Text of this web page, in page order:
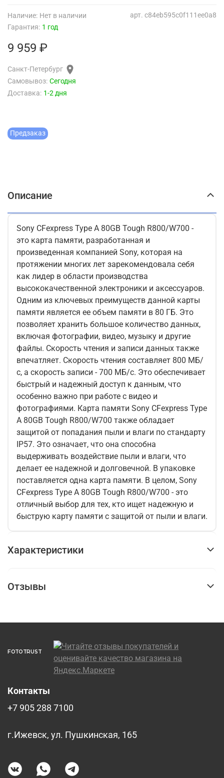
арт. c84eb595c0f111ee0a8
Наличие: Нет в наличии
Гарантия: 1 год
Предзаказ
9 959 ₽
Санкт-Петербург
Самовывоз: Сегодня
Доставка: 1-2 дня
Описание
Sony CFexpress Type A 80GB Tough R800/W700 -
это карта памяти, разработанная и
произведенная компанией Sony, которая на
протяжении многих лет зарекомендовала себя
как лидер в области производства
высококачественной электроники и аксессуаров.
Одним из ключевых преимуществ данной карты
памяти является ее объем памяти в 80 ГБ. Это
позволяет хранить большое количество данных,
включая фотографии, видео, музыку и другие
файлы. Скорость чтения и записи данных также
впечатляет. Скорость чтения составляет 800 МБ/
с, а скорость записи - 700 МБ/с. Это обеспечивает
быстрый и надежный доступ к данным, что
особенно важно при работе с видео и
фотографиями. Карта памяти Sony CFexpress Type
A 80GB Tough R800/W700 также обладает
защитой от попадания пыли и влаги по стандарту
IP57. Это означает, что она способна
выдерживать воздействие пыли и влаги, что
делает ее надежной и долговечной. В упаковке
поставляется одна карта памяти. В целом, Sony
CFexpress Type A 80GB Tough R800/W700 - это
отличный выбор для тех, кто ищет надежную и
быструю карту памяти с защитой от пыли и влаги.
Характеристики
Отзывы
FOTOTRUST
Контакты
+7 905 288 7100
г.Ижевск, ул. Пушкинская, 165